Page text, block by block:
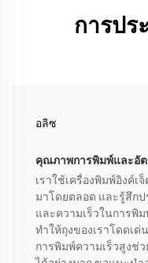
การปร
อลิซ
คุณภาพการพิมพ์และอัต
เราใช้เครื่องพิมพ์อิงค์เ
มาโดยตลอด และรู้สึก
และความเร็วในการพิ
ทำให้ถุงของเราโดดเ
การพิมพ์ความเร็วสูงช่